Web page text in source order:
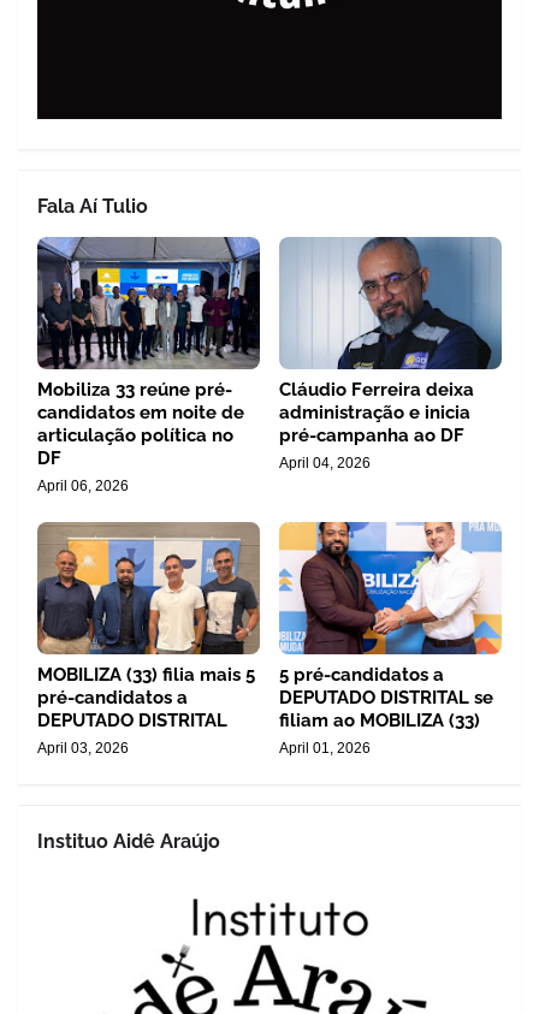
Fala Aí Tulio
Mobiliza 33 reúne pré-
candidatos em noite de
articulação política no
DF
April 06, 2026
Cláudio Ferreira deixa
administração e inicia
pré-campanha ao DF
April 04, 2026
MOBILIZA (33) filia mais 5
pré-candidatos a
DEPUTADO DISTRITAL
April 03, 2026
5 pré-candidatos a
DEPUTADO DISTRITAL se
filiam ao MOBILIZA (33)
April 01, 2026
Instituo Aidê Araújo